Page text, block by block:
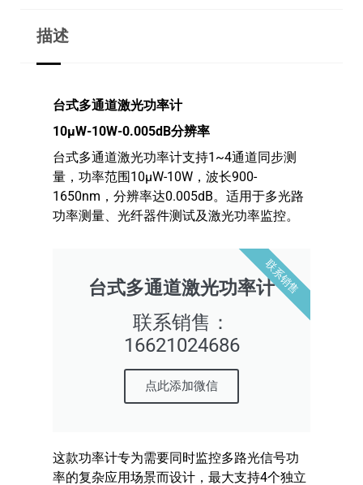
描述
台式多通道激光功率计
10μW-10W-0.005dB分辨率
台式多通道激光功率计支持1~4通道同步测
量，功率范围10μW-10W，波长900-
1650nm，分辨率达0.005dB。适用于多光路
功率测量、光纤器件测试及激光功率监控。
台式多通道激光功率计
联系销售：
16621024686
点此添加微信
联系销售
这款功率计专为需要同时监控多路光信号功
率的复杂应用场景而设计，最大支持4个独立